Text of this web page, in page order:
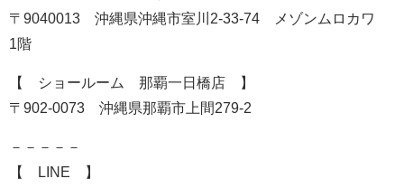
〒9040013 沖縄県沖縄市室川2-33-74 メゾンムロカワ
1階
【 ショールーム 那覇一日橋店 】
〒902-0073 沖縄県那覇市上間279-2
－－－－－
【 LINE 】